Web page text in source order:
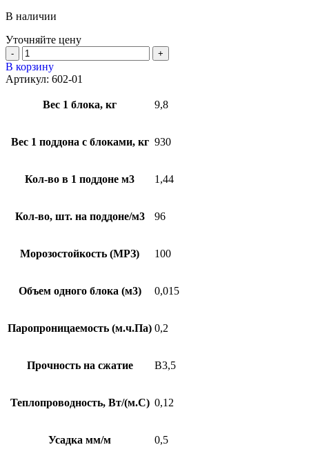
В наличии
Уточняйте цену
В корзину
Артикул: 602-01
Вес 1 блока, кг 9,8
Вес 1 поддона с блоками, кг 930
Кол-во в 1 поддоне м3 1,44
Кол-во, шт. на поддоне/м3 96
Морозостойкость (МРЗ) 100
Объем одного блока (м3) 0,015
Паропроницаемость (м.ч.Па) 0,2
Прочность на сжатие В3,5
Теплопроводность, Вт/(м.С) 0,12
Усадка мм/м 0,5